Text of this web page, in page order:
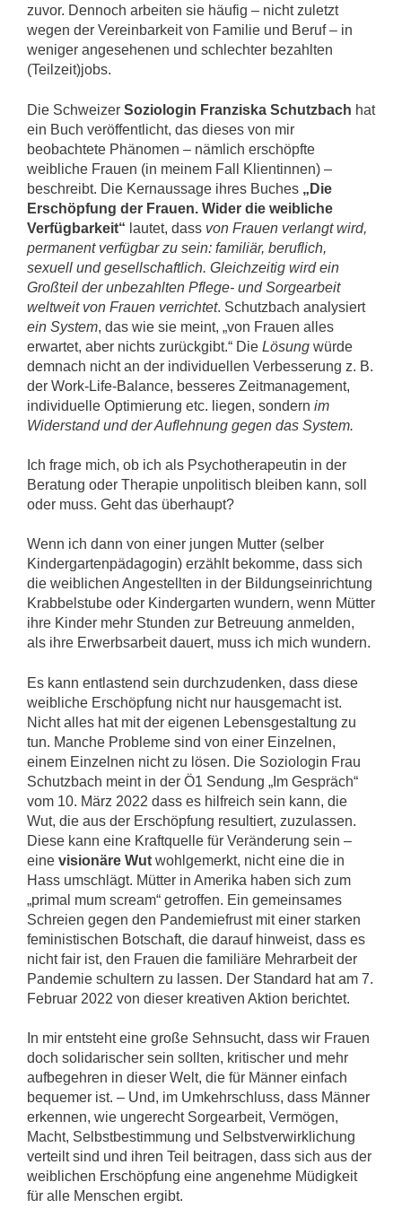
zuvor. Dennoch arbeiten sie häufig – nicht zuletzt
wegen der Vereinbarkeit von Familie und Beruf – in
weniger angesehenen und schlechter bezahlten
(Teilzeit)jobs.
Die Schweizer Soziologin Franziska Schutzbach hat
ein Buch veröffentlicht, das dieses von mir
beobachtete Phänomen – nämlich erschöpfte
weibliche Frauen (in meinem Fall Klientinnen) –
beschreibt. Die Kernaussage ihres Buches „Die
Erschöpfung der Frauen. Wider die weibliche
Verfügbarkeit“ lautet, dass von Frauen verlangt wird,
permanent verfügbar zu sein: familiär, beruflich,
sexuell und gesellschaftlich. Gleichzeitig wird ein
Großteil der unbezahlten Pflege- und Sorgearbeit
weltweit von Frauen verrichtet. Schutzbach analysiert
ein System, das wie sie meint, „von Frauen alles
erwartet, aber nichts zurückgibt.“ Die Lösung würde
demnach nicht an der individuellen Verbesserung z. B.
der Work-Life-Balance, besseres Zeitmanagement,
individuelle Optimierung etc. liegen, sondern im
Widerstand und der Auflehnung gegen das System.
Ich frage mich, ob ich als Psychotherapeutin in der
Beratung oder Therapie unpolitisch bleiben kann, soll
oder muss. Geht das überhaupt?
Wenn ich dann von einer jungen Mutter (selber
Kindergartenpädagogin) erzählt bekomme, dass sich
die weiblichen Angestellten in der Bildungseinrichtung
Krabbelstube oder Kindergarten wundern, wenn Mütter
ihre Kinder mehr Stunden zur Betreuung anmelden,
als ihre Erwerbsarbeit dauert, muss ich mich wundern.
Es kann entlastend sein durchzudenken, dass diese
weibliche Erschöpfung nicht nur hausgemacht ist.
Nicht alles hat mit der eigenen Lebensgestaltung zu
tun. Manche Probleme sind von einer Einzelnen,
einem Einzelnen nicht zu lösen. Die Soziologin Frau
Schutzbach meint in der Ö1 Sendung „Im Gespräch“
vom 10. März 2022 dass es hilfreich sein kann, die
Wut, die aus der Erschöpfung resultiert, zuzulassen.
Diese kann eine Kraftquelle für Veränderung sein –
eine visionäre Wut wohlgemerkt, nicht eine die in
Hass umschlägt. Mütter in Amerika haben sich zum
„primal mum scream“ getroffen. Ein gemeinsames
Schreien gegen den Pandemiefrust mit einer starken
feministischen Botschaft, die darauf hinweist, dass es
nicht fair ist, den Frauen die familiäre Mehrarbeit der
Pandemie schultern zu lassen. Der Standard hat am 7.
Februar 2022 von dieser kreativen Aktion berichtet.
In mir entsteht eine große Sehnsucht, dass wir Frauen
doch solidarischer sein sollten, kritischer und mehr
aufbegehren in dieser Welt, die für Männer einfach
bequemer ist. – Und, im Umkehrschluss, dass Männer
erkennen, wie ungerecht Sorgearbeit, Vermögen,
Macht, Selbstbestimmung und Selbstverwirklichung
verteilt sind und ihren Teil beitragen, dass sich aus der
weiblichen Erschöpfung eine angenehme Müdigkeit
für alle Menschen ergibt.